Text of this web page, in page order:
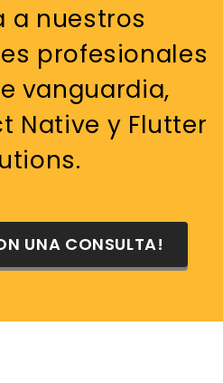
a nuestros
profesionales
vanguardia,
Native y Flutter
UNA CONSULTA!